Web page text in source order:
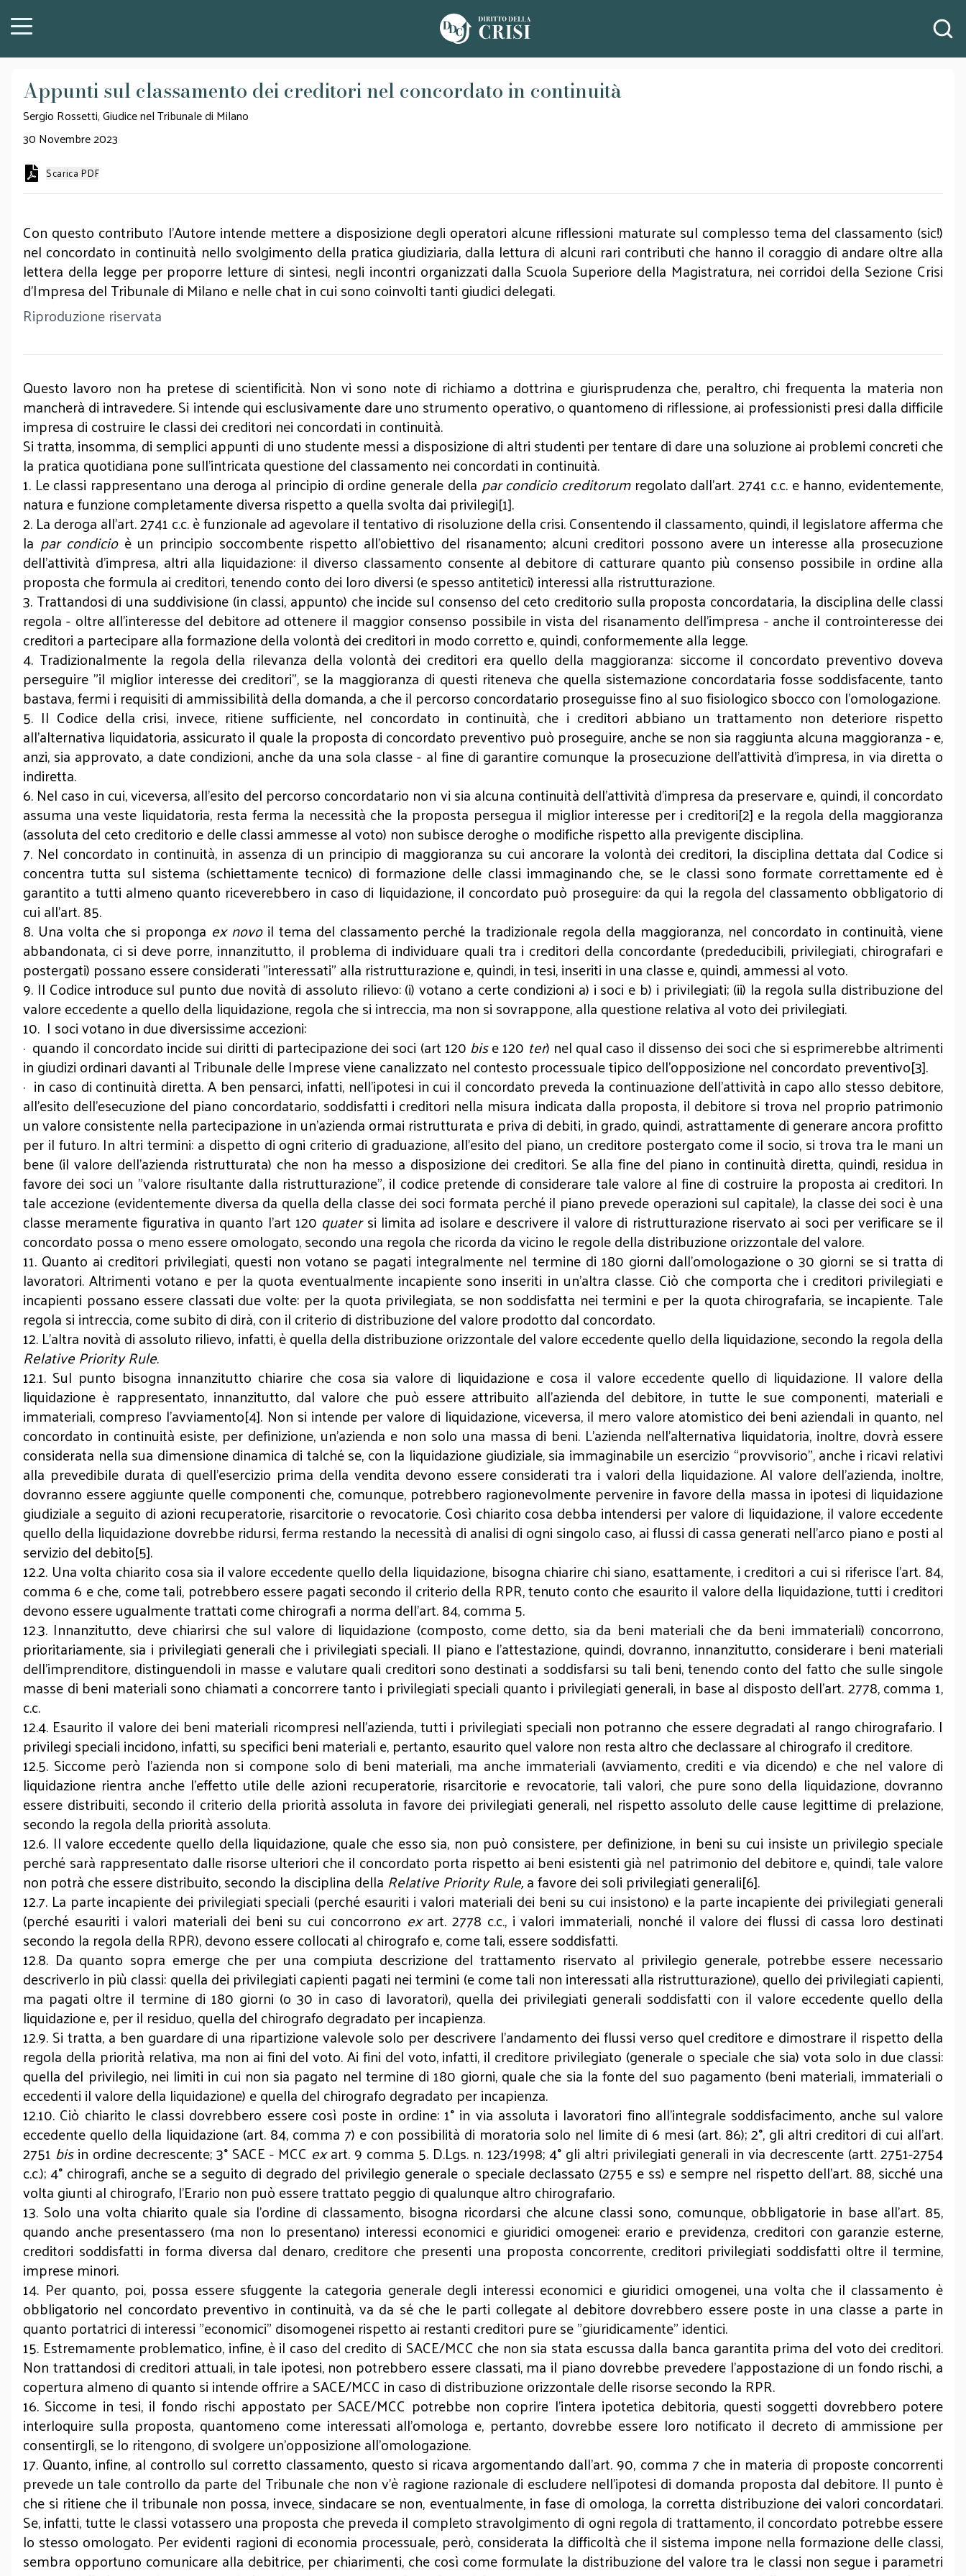
Appunti sul classamento dei creditori nel concordato in continuità
Sergio Rossetti, Giudice nel Tribunale di Milano
30 Novembre 2023
Scarica PDF
Con questo contributo l’Autore intende mettere a disposizione degli operatori alcune riflessioni maturate sul complesso tema del classamento (sic!)
nel concordato in continuità nello svolgimento della pratica giudiziaria, dalla lettura di alcuni rari contributi che hanno il coraggio di andare oltre alla
lettera della legge per proporre letture di sintesi, negli incontri organizzati dalla Scuola Superiore della Magistratura, nei corridoi della Sezione Crisi
d’Impresa del Tribunale di Milano e nelle chat in cui sono coinvolti tanti giudici delegati.
Riproduzione riservata
Questo lavoro non ha pretese di scientificità. Non vi sono note di richiamo a dottrina e giurisprudenza che, peraltro, chi frequenta la materia non
mancherà di intravedere. Si intende qui esclusivamente dare uno strumento operativo, o quantomeno di riflessione, ai professionisti presi dalla difficile
impresa di costruire le classi dei creditori nei concordati in continuità.
Si tratta, insomma, di semplici appunti di uno studente messi a disposizione di altri studenti per tentare di dare una soluzione ai problemi concreti che
la pratica quotidiana pone sull’intricata questione del classamento nei concordati in continuità.
1. Le classi rappresentano una deroga al principio di ordine generale della par condicio creditorumregolato dall’art. 2741 c.c. e hanno, evidentemente,
natura e funzione completamente diversa rispetto a quella svolta dai privilegi[1].
2. La deroga all’art. 2741 c.c. è funzionale ad agevolare il tentativo di risoluzione della crisi. Consentendo il classamento, quindi, il legislatore afferma che
la par condicioè un principio soccombente rispetto all'obiettivo del risanamento; alcuni creditori possono avere un interesse alla prosecuzione
dell'attività d'impresa, altri alla liquidazione: il diverso classamento consente al debitore di catturare quanto più consenso possibile in ordine alla
proposta che formula ai creditori, tenendo conto dei loro diversi (e spesso antitetici) interessi alla ristrutturazione.
3. Trattandosi di una suddivisione (in classi, appunto) che incide sul consenso del ceto creditorio sulla proposta concordataria, la disciplina delle classi
regola - oltre all’interesse del debitore ad ottenere il maggior consenso possibile in vista del risanamento dell’impresa - anche il controinteresse dei
creditori a partecipare alla formazione della volontà dei creditori in modo corretto e, quindi, conformemente alla legge.
4. Tradizionalmente la regola della rilevanza della volontà dei creditori era quello della maggioranza: siccome il concordato preventivo doveva
perseguire "il miglior interesse dei creditori", se la maggioranza di questi riteneva che quella sistemazione concordataria fosse soddisfacente, tanto
bastava, fermi i requisiti di ammissibilità della domanda, a che il percorso concordatario proseguisse fino al suo fisiologico sbocco con l’omologazione.
5. Il Codice della crisi, invece, ritiene sufficiente, nel concordato in continuità, che i creditori abbiano un trattamento non deteriore rispetto
all'alternativa liquidatoria, assicurato il quale la proposta di concordato preventivo può proseguire, anche se non sia raggiunta alcuna maggioranza - e,
anzi, sia approvato, a date condizioni, anche da una sola classe - al fine di garantire comunque la prosecuzione dell'attività d'impresa, in via diretta o
indiretta.
6. Nel caso in cui, viceversa, all’esito del percorso concordatario non vi sia alcuna continuità dell’attività d’impresa da preservare e, quindi, il concordato
assuma una veste liquidatoria, resta ferma la necessità che la proposta persegua il miglior interesse per i creditori[2] e la regola della maggioranza
(assoluta del ceto creditorio e delle classi ammesse al voto) non subisce deroghe o modifiche rispetto alla previgente disciplina.
7. Nel concordato in continuità, in assenza di un principio di maggioranza su cui ancorare la volontà dei creditori, la disciplina dettata dal Codice si
concentra tutta sul sistema (schiettamente tecnico) di formazione delle classi immaginando che, se le classi sono formate correttamente ed è
garantito a tutti almeno quanto riceverebbero in caso di liquidazione, il concordato può proseguire: da qui la regola del classamento obbligatorio di
cui all’art. 85.
8. Una volta che si proponga ex novoil tema del classamento perché la tradizionale regola della maggioranza, nel concordato in continuità, viene
abbandonata, ci si deve porre, innanzitutto, il problema di individuare quali tra i creditori della concordante (prededucibili, privilegiati, chirografari e
postergati) possano essere considerati "interessati" alla ristrutturazione e, quindi, in tesi, inseriti in una classe e, quindi, ammessi al voto.
9. Il Codice introduce sul punto due novità di assoluto rilievo: (i) votano a certe condizioni a) i soci e b) i privilegiati; (ii) la regola sulla distribuzione del
valore eccedente a quello della liquidazione, regola che si intreccia, ma non si sovrappone, alla questione relativa al voto dei privilegiati.
10. I soci votano in due diversissime accezioni:
· quando il concordato incide sui diritti di partecipazione dei soci (art 120bise 120 ter) nel qual caso il dissenso dei soci che si esprimerebbe altrimenti
in giudizi ordinari davanti al Tribunale delle Imprese viene canalizzato nel contesto processuale tipico dell’opposizione nel concordato preventivo[3].
· in caso di continuità diretta. A ben pensarci, infatti, nell’ipotesi in cui il concordato preveda la continuazione dell’attività in capo allo stesso debitore,
all’esito dell’esecuzione del piano concordatario, soddisfatti i creditori nella misura indicata dalla proposta, il debitore si trova nel proprio patrimonio
un valore consistente nella partecipazione in un’azienda ormai ristrutturata e priva di debiti, in grado, quindi, astrattamente di generare ancora profitto
per il futuro. In altri termini: a dispetto di ogni criterio di graduazione, all’esito del piano, un creditore postergato come il socio, si trova tra le mani un
bene (il valore dell’azienda ristrutturata) che non ha messo a disposizione dei creditori. Se alla fine del piano in continuità diretta, quindi, residua in
favore dei soci un "valore risultante dalla ristrutturazione", il codice pretende di considerare tale valore al fine di costruire la proposta ai creditori. In
tale accezione (evidentemente diversa da quella della classe dei soci formata perché il piano prevede operazioni sul capitale), la classe dei soci è una
classe meramente figurativa in quanto l'art 120 quatersi limita ad isolare e descrivere il valore di ristrutturazione riservato ai soci per verificare se il
concordato possa o meno essere omologato, secondo una regola che ricorda da vicino le regole della distribuzione orizzontale del valore.
11. Quanto ai creditori privilegiati, questi non votano se pagati integralmente nel termine di 180 giorni dall’omologazione o 30 giorni se si tratta di
lavoratori. Altrimenti votano e per la quota eventualmente incapiente sono inseriti in un'altra classe. Ciò che comporta che i creditori privilegiati e
incapienti possano essere classati due volte: per la quota privilegiata, se non soddisfatta nei termini e per la quota chirografaria, se incapiente. Tale
regola si intreccia, come subito di dirà, con il criterio di distribuzione del valore prodotto dal concordato.
12. L'altra novità di assoluto rilievo, infatti, è quella della distribuzione orizzontale del valore eccedente quello della liquidazione, secondo la regola della
Relative Priority Rule.
12.1. Sul punto bisogna innanzitutto chiarire che cosa sia valore di liquidazione e cosa il valore eccedente quello di liquidazione. Il valore della
liquidazione è rappresentato, innanzitutto, dal valore che può essere attribuito all’azienda del debitore, in tutte le sue componenti, materiali e
immateriali, compreso l’avviamento[4]. Non si intende per valore di liquidazione, viceversa, il mero valore atomistico dei beni aziendali in quanto, nel
concordato in continuità esiste, per definizione, un’azienda e non solo una massa di beni. L’azienda nell’alternativa liquidatoria, inoltre, dovrà essere
considerata nella sua dimensione dinamica di talché se, con la liquidazione giudiziale, sia immaginabile un esercizio “provvisorio”, anche i ricavi relativi
alla prevedibile durata di quell’esercizio prima della vendita devono essere considerati tra i valori della liquidazione. Al valore dell’azienda, inoltre,
dovranno essere aggiunte quelle componenti che, comunque, potrebbero ragionevolmente pervenire in favore della massa in ipotesi di liquidazione
giudiziale a seguito di azioni recuperatorie, risarcitorie o revocatorie. Così chiarito cosa debba intendersi per valore di liquidazione, il valore eccedente
quello della liquidazione dovrebbe ridursi, ferma restando la necessità di analisi di ogni singolo caso, ai flussi di cassa generati nell’arco piano e posti al
servizio del debito[5].
12.2. Una volta chiarito cosa sia il valore eccedente quello della liquidazione, bisogna chiarire chi siano, esattamente, i creditori a cui si riferisce l'art. 84,
comma 6 e che, come tali, potrebbero essere pagati secondo il criterio della RPR, tenuto conto che esaurito il valore della liquidazione, tutti i creditori
devono essere ugualmente trattati come chirografi a norma dell’art. 84, comma 5.
12.3. Innanzitutto, deve chiarirsi che sul valore di liquidazione (composto, come detto, sia da beni materiali che da beni immateriali) concorrono,
prioritariamente, sia i privilegiati generali che i privilegiati speciali. Il piano e l’attestazione, quindi, dovranno, innanzitutto, considerare i beni materiali
dell’imprenditore, distinguendoli in masse e valutare quali creditori sono destinati a soddisfarsi su tali beni, tenendo conto del fatto che sulle singole
masse di beni materiali sono chiamati a concorrere tanto i privilegiati speciali quanto i privilegiati generali, in base al disposto dell’art. 2778, comma 1,
c.c.
12.4. Esaurito il valore dei beni materiali ricompresi nell’azienda, tutti i privilegiati speciali non potranno che essere degradati al rango chirografario. I
privilegi speciali incidono, infatti, su specifici beni materiali e, pertanto, esaurito quel valore non resta altro che declassare al chirografo il creditore.
12.5. Siccome però l’azienda non si compone solo di beni materiali, ma anche immateriali (avviamento, crediti e via dicendo) e che nel valore di
liquidazione rientra anche l’effetto utile delle azioni recuperatorie, risarcitorie e revocatorie, tali valori, che pure sono della liquidazione, dovranno
essere distribuiti, secondo il criterio della priorità assoluta in favore dei privilegiati generali, nel rispetto assoluto delle cause legittime di prelazione,
secondo la regola della priorità assoluta.
12.6. Il valore eccedente quello della liquidazione, quale che esso sia, non può consistere, per definizione, in beni su cui insiste un privilegio speciale
perché sarà rappresentato dalle risorse ulteriori che il concordato porta rispetto ai beni esistenti già nel patrimonio del debitore e, quindi, tale valore
non potrà che essere distribuito, secondo la disciplina della Relative Priority Rule,a favore dei soli privilegiati generali[6].
12.7. La parte incapiente dei privilegiati speciali (perché esauriti i valori materiali dei beni su cui insistono) e la parte incapiente dei privilegiati generali
(perché esauriti i valori materiali dei beni su cui concorrono exart. 2778 c.c., i valori immateriali, nonché il valore dei flussi di cassa loro destinati
secondo la regola della RPR), devono essere collocati al chirografo e, come tali, essere soddisfatti.
12.8. Da quanto sopra emerge che per una compiuta descrizione del trattamento riservato al privilegio generale, potrebbe essere necessario
descriverlo in più classi: quella dei privilegiati capienti pagati nei termini (e come tali non interessati alla ristrutturazione), quello dei privilegiati capienti,
ma pagati oltre il termine di 180 giorni (o 30 in caso di lavoratori), quella dei privilegiati generali soddisfatti con il valore eccedente quello della
liquidazione e, per il residuo, quella del chirografo degradato per incapienza.
12.9. Si tratta, a ben guardare di una ripartizione valevole solo per descrivere l’andamento dei flussi verso quel creditore e dimostrare il rispetto della
regola della priorità relativa, ma non ai fini del voto. Ai fini del voto, infatti, il creditore privilegiato (generale o speciale che sia) vota solo in due classi:
quella del privilegio, nei limiti in cui non sia pagato nel termine di 180 giorni, quale che sia la fonte del suo pagamento (beni materiali, immateriali o
eccedenti il valore della liquidazione) e quella del chirografo degradato per incapienza.
12.10. Ciò chiarito le classi dovrebbero essere così poste in ordine: 1° in via assoluta i lavoratori fino all'integrale soddisfacimento, anche sul valore
eccedente quello della liquidazione (art. 84, comma 7) e con possibilità di moratoria solo nel limite di 6 mesi (art. 86); 2°, gli altri creditori di cui all'art.
2751 bisin ordine decrescente; 3° SACE - MCC exart. 9 comma 5. D.Lgs. n. 123/1998; 4° gli altri privilegiati generali in via decrescente (artt. 2751-2754
c.c.); 4° chirografi, anche se a seguito di degrado del privilegio generale o speciale declassato (2755 e ss) e sempre nel rispetto dell'art. 88, sicché una
volta giunti al chirografo, l'Erario non può essere trattato peggio di qualunque altro chirografario.
13. Solo una volta chiarito quale sia l’ordine di classamento, bisogna ricordarsi che alcune classi sono, comunque, obbligatorie in base all'art. 85,
quando anche presentassero (ma non lo presentano) interessi economici e giuridici omogenei: erario e previdenza, creditori con garanzie esterne,
creditori soddisfatti in forma diversa dal denaro, creditore che presenti una proposta concorrente, creditori privilegiati soddisfatti oltre il termine,
imprese minori.
14. Per quanto, poi, possa essere sfuggente la categoria generale degli interessi economici e giuridici omogenei, una volta che il classamento è
obbligatorio nel concordato preventivo in continuità, va da sé che le parti collegate al debitore dovrebbero essere poste in una classe a parte in
quanto portatrici di interessi "economici" disomogenei rispetto ai restanti creditori pure se "giuridicamente" identici.
15. Estremamente problematico, infine, è il caso del credito di SACE/MCC che non sia stata escussa dalla banca garantita prima del voto dei creditori.
Non trattandosi di creditori attuali, in tale ipotesi, non potrebbero essere classati, ma il piano dovrebbe prevedere l'appostazione di un fondo rischi, a
copertura almeno di quanto si intende offrire a SACE/MCC in caso di distribuzione orizzontale delle risorse secondo la RPR.
16. Siccome in tesi, il fondo rischi appostato per SACE/MCC potrebbe non coprire l’intera ipotetica debitoria, questi soggetti dovrebbero potere
interloquire sulla proposta, quantomeno come interessati all'omologa e, pertanto, dovrebbe essere loro notificato il decreto di ammissione per
consentirgli, se lo ritengono, di svolgere un'opposizione all’omologazione.
17. Quanto, infine, al controllo sul corretto classamento, questo si ricava argomentando dall'art. 90, comma 7 che in materia di proposte concorrenti
prevede un tale controllo da parte del Tribunale che non v’è ragione razionale di escludere nell’ipotesi di domanda proposta dal debitore. Il punto è
che si ritiene che il tribunale non possa, invece, sindacare se non, eventualmente, in fase di omologa, la corretta distribuzione dei valori concordatari.
Se, infatti, tutte le classi votassero una proposta che preveda il completo stravolgimento di ogni regola di trattamento, il concordato potrebbe essere
lo stesso omologato. Per evidenti ragioni di economia processuale, però, considerata la difficoltà che il sistema impone nella formazione delle classi,
sembra opportuno comunicare alla debitrice, per chiarimenti, che così come formulate la distribuzione del valore tra le classi non segue i parametri